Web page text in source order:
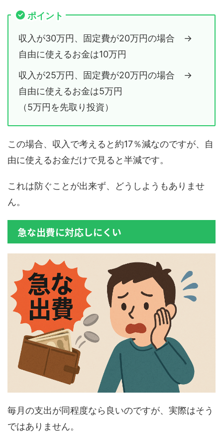
ポイント
収入が30万円、固定費が20万円の場合 →
自由に使えるお金は10万円
収入が25万円、固定費が20万円の場合 →
自由に使えるお金は5万円
（5万円を先取り投資）
この場合、収入で考えると約17％減なのですが、自
由に使えるお金だけで見ると半減です。
これは防ぐことが出来ず、どうしようもありませ
ん。
急な出費に対応しにくい
毎月の支出が同程度なら良いのですが、実際はそう
ではありません。